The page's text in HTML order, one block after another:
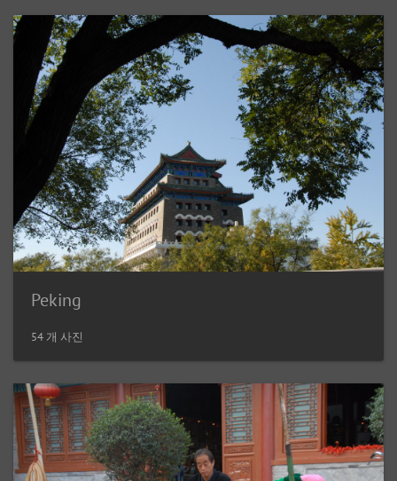
Peking
54 개 사진